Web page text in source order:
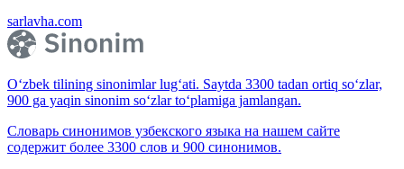
sarlavha.com
O‘zbek tilining sinonimlar lug‘ati. Saytda 3300 tadan ortiq so‘zlar,
900 ga yaqin sinonim so‘zlar to‘plamiga jamlangan.
Словарь синонимов узбекского языка на нашем сайте
содержит более 3300 слов и 900 синонимов.